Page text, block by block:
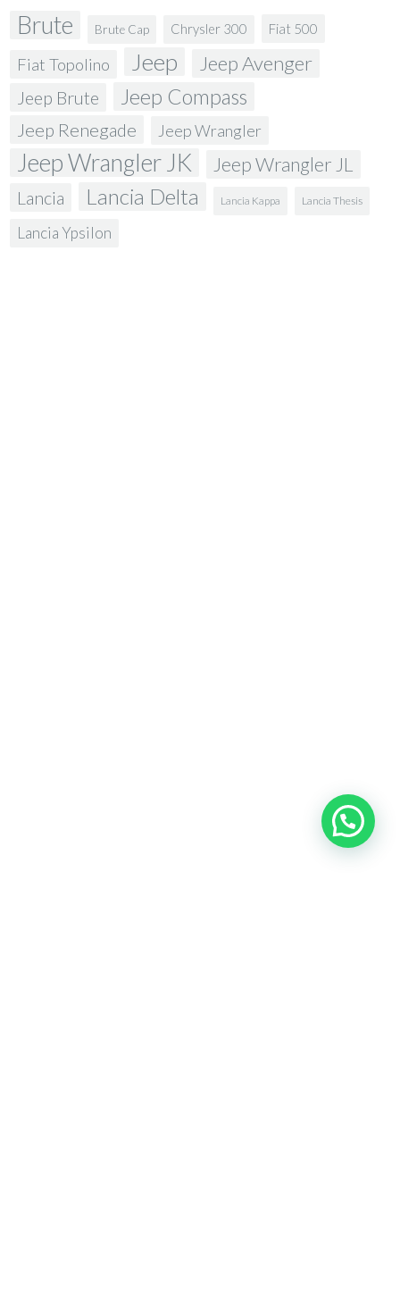
Brute Brute Cap Chrysler 300 Fiat 500
Fiat Topolino Jeep Jeep Avenger
Jeep Brute Jeep Compass
Jeep Renegade Jeep Wrangler
Jeep Wrangler JK Jeep Wrangler JL
Lancia Lancia Delta Lancia Kappa Lancia Thesis
Lancia Ypsilon